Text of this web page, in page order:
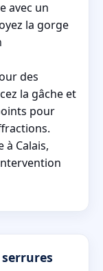
avec un
la gorge
des
la gâche et
pour
à Calais,